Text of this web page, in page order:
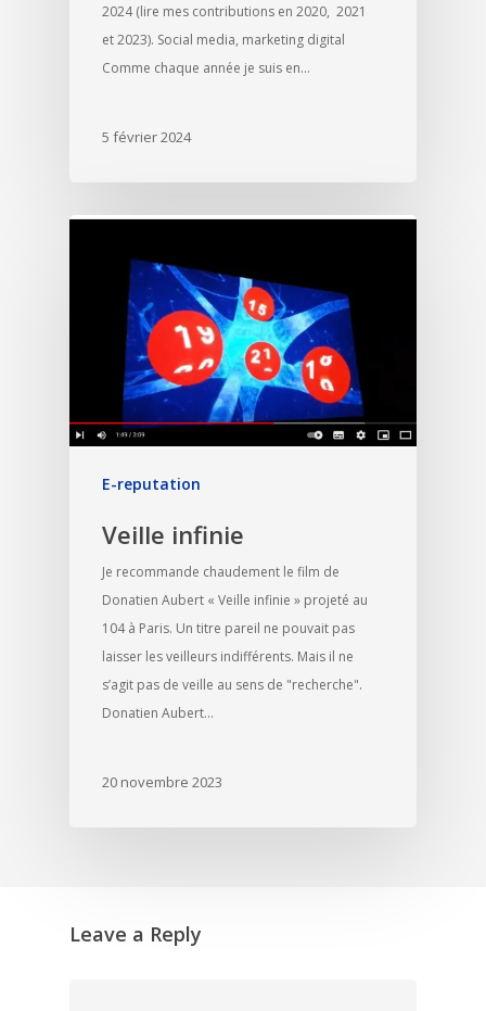
2024 (lire mes contributions en 2020, 2021
et 2023). Social media, marketing digital
Comme chaque année je suis en…
5 février 2024
E-reputation
Veille infinie
Je recommande chaudement le film de
Donatien Aubert « Veille infinie » projeté au
104 à Paris. Un titre pareil ne pouvait pas
laisser les veilleurs indifférents. Mais il ne
s’agit pas de veille au sens de "recherche".
Donatien Aubert…
20 novembre 2023
Leave a Reply